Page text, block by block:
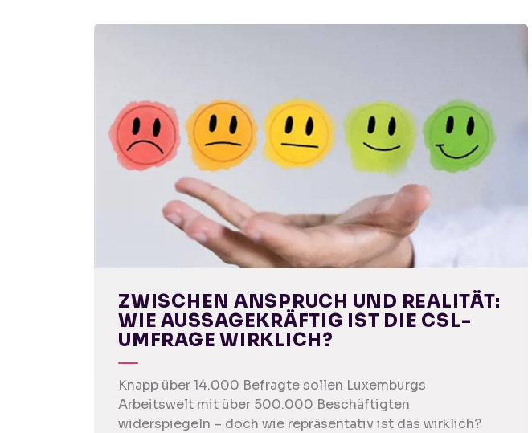
ZWISCHEN ANSPRUCH UND REALITÄT:
WIE AUSSAGEKRÄFTIG IST DIE CSL-
UMFRAGE WIRKLICH?
Knapp über 14.000 Befragte sollen Luxemburgs
Arbeitswelt mit über 500.000 Beschäftigten
widerspiegeln – doch wie repräsentativ ist das wirklich?